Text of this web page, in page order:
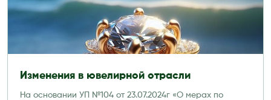
Изменения в ювелирной отрасли
На основании УП №104 от 23.07.2024г «О мерах по